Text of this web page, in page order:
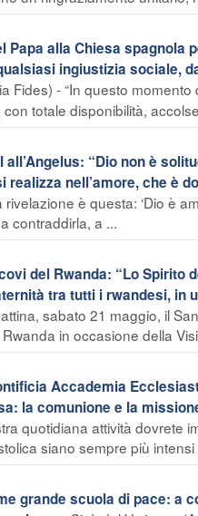
Papa alla Chiesa
ingiustizia sociale,
Fides) - “In questo
totale disponibilità,
all’Angelus: “Dio non è
realizza nell’amore, che è
è questa: ‘Dio è
contraddirla, a ...
del Rwanda: “Lo
tra tutti i rwandesi, in
sabato 21 maggio, il
in occasione della
Accademia
la comunione e la
quotidiana attività
siano sempre più intensi
grande scuola di pace: a